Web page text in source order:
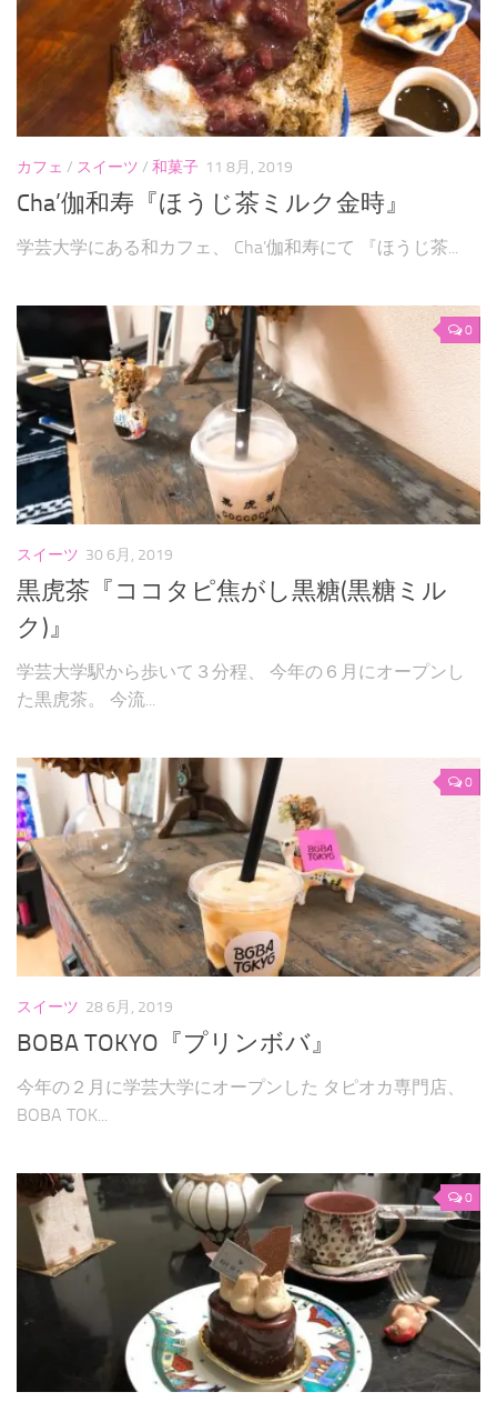
カフェ / スイーツ / 和菓子 11 8月, 2019
Cha’伽和寿『ほうじ茶ミルク金時』
学芸大学にある和カフェ、 Cha’伽和寿にて 『ほうじ茶...
0
スイーツ 30 6月, 2019
黒虎茶『ココタピ焦がし黒糖(黒糖ミル
ク)』
学芸大学駅から歩いて３分程、 今年の６月にオープンし
た黒虎茶。 今流...
0
スイーツ 28 6月, 2019
BOBA TOKYO『プリンボバ』
今年の２月に学芸大学にオープンした タピオカ専門店、
BOBA TOK...
0